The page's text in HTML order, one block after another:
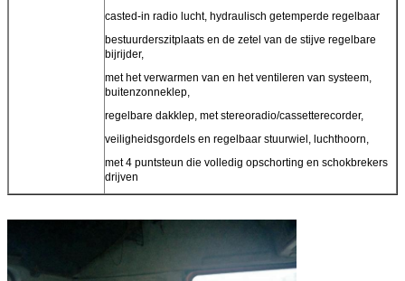
casted-in radio lucht, hydraulisch getemperde regelbaar
bestuurderszitplaats en de zetel van de stijve regelbare
bijrijder,
met het verwarmen van en het ventileren van systeem,
buitenzonneklep,
regelbare dakklep, met stereoradio/cassetterecorder,
veiligheidsgordels en regelbaar stuurwiel, luchthoorn,
met 4 puntsteun die volledig opschorting en schokbrekers
drijven